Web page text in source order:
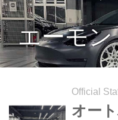
エーモン
Official
オー